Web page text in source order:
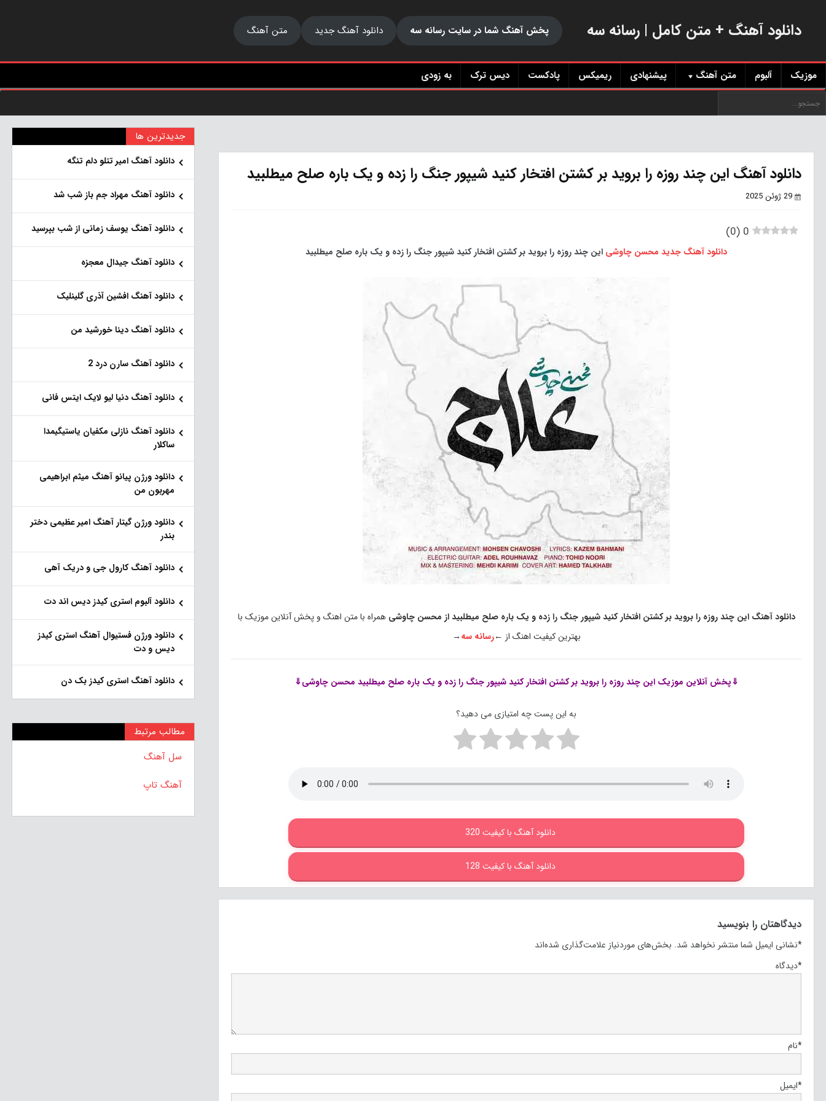
دانلود آهنگ + متن کامل | رسانه سه پخش آهنگ شما در سایت رسانه سه دانلود آهنگ جدید متن آهنگ
موزیک آلبوم متن آهنگ پیشنهادی ریمیکس پادکست دیس ترک به زودی
دانلود آهنگ این چند روزه را بروید بر کشتن افتخار کنید شیپور جنگ را زده و یک باره صلح میطلبید
29 ژوئن 2025
0
(
0
)
دانلود آهنگ جدید محسن چاوشی این چند روزه را بروید بر کشتن افتخار کنید شیپور جنگ را زده و یک باره صلح میطلبید
دانلود آهنگ این چند روزه را بروید بر کشتن افتخار کنید شیپور جنگ را زده و یک باره صلح میطلبید از محسن چاوشیهمراه با متن اهنگ و پخش آنلاین موزیک با
بهترین کیفیت اهنگ از ←رسانه سه→
⇓پخش آنلاین موزیکاین چند روزه را بروید بر کشتن افتخار کنید شیپور جنگ را زده و یک باره صلح میطلبید محسن چاوشی⇓
به این پست چه امتیازی می دهید؟
دانلود آهنگ با کیفیت 320
دانلود آهنگ با کیفیت 128
دیدگاهتان را بنویسید
نشانی ایمیل شما منتشر نخواهد شد. بخش‌های موردنیاز علامت‌گذاری شده‌اند
*
دیدگاه*
نام*
ایمیل*
جدیدترین ها
دانلود آهنگ امیر تتلو دلم تنگه
دانلود آهنگ مهراد جم باز شب شد
دانلود آهنگ یوسف زمانی از شب بپرسید
دانلود آهنگ جیدال معجزه
دانلود آهنگ افشین آذری گلینلیک
دانلود آهنگ دینا خورشید من
دانلود آهنگ سارن درد 2
دانلود آهنگ دنیا لیو لایک ایتس فانی
دانلود آهنگ نازلی مکفیان یاستیگیمدا
ساکلار
دانلود ورژن پیانو آهنگ میثم ابراهیمی
مهربون من
دانلود ورژن گیتار آهنگ امیر عظیمی دختر
بندر
دانلود آهنگ کارول جی و دریک آهی
دانلود آلبوم استری کیدز دیس اند دت
دانلود ورژن فستیوال آهنگ استری کیدز
دیس و دت
دانلود آهنگ استری کیدز بک دن
مطالب مرتبط
سل آهنگ
آهنگ تاپ